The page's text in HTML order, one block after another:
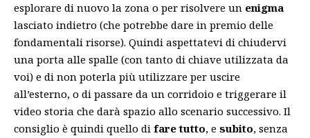
esplorare di nuovo la zona o per risolvere un enigma
lasciato indietro (che potrebbe dare in premio delle
fondamentali risorse). Quindi aspettatevi di chiudervi
una porta alle spalle (con tanto di chiave utilizzata da
voi) e di non poterla più utilizzare per uscire
all’esterno, o di passare da un corridoio e triggerare il
video storia che darà spazio allo scenario successivo. Il
consiglio è quindi quello di fare tutto, e subito, senza